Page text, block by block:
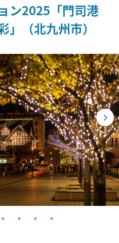
ン2025「門司港
」（北九州市）